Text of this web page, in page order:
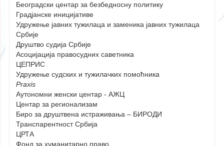
Београдски центар за безбедносну политику
Градјанске иницијативе
Удружење јавних тужилаца и заменика јавних тужилаца
Србије
Друштво судија Србије
Асоцијација правосудних саветника
ЦЕПРИС
Удружење судских и тужилачких помоћника
Praxis
Аутономни женски центар - АЖЦ
Центар за регионализам
Биро за друштвена истраживања – БИРОДИ
Транспарентност Србија
ЦРТА
Фонд за хуманитарно право